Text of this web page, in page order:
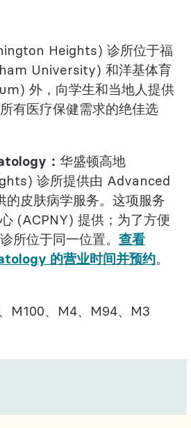
Heights) 诊所位于福
University) 和洋基体育
外，向学生和当地人提供
有医疗保健需求的绝佳选
： 华盛顿高地
诊所提供由 Advanced
皮肤病学服务。这项服务
(ACPNY) 提供；为了方便
所位于同一位置。 查看
的营业时间并预约。
M100、M4、M94、M3